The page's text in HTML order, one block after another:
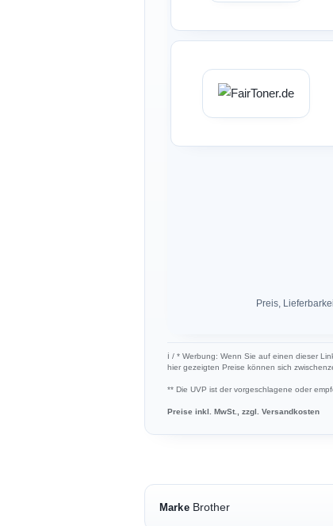
Preis,
ℹ︎ / * Werbung: Wenn Sie auf einen dieser
hier gezeigten Preise können sich
** Die UVP ist der vorgeschlagene oder
Preise inkl. MwSt., zzgl. Versandkosten
Marke Brother